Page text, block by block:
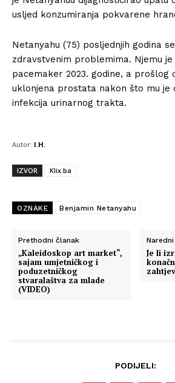
usljed konzumiranja pokvarene
Netanyahu (75) posljednjih godina
zdravstvenim problemima. Njemu je
pacemaker 2023. godine, a prošlog
uklonjena prostata nakon što mu je
infekcija urinarnog trakta.
Autor: I.H.
IZVOR Klix.ba
OZNAKE Benjamin Netanyahu
Prethodni članak
„Kaleidoskop art market“,
sajam umjetničkog i
poduzetničkog
stvaralaštva za mlade
(VIDEO)
Je li
PODIJELI: